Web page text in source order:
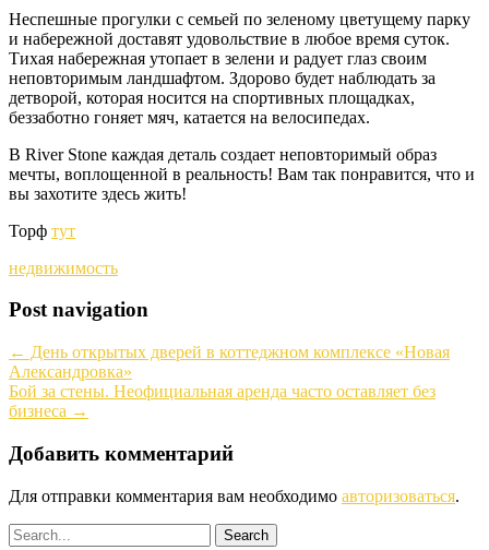
Неспешные прогулки с семьей по зеленому цветущему парку
и набережной доставят удовольствие в любое время суток.
Тихая набережная утопает в зелени и радует глаз своим
неповторимым ландшафтом. Здорово будет наблюдать за
детворой, которая носится на спортивных площадках,
беззаботно гоняет мяч, катается на велосипедах.
В River Stone каждая деталь создает неповторимый образ
мечты, воплощенной в реальность! Вам так понравится, что и
вы захотите здесь жить!
Торф тут
недвижимость
Post navigation
← День открытых дверей в коттеджном комплексе «Новая
Александровка»
Бой за стены. Неофициальная аренда часто оставляет без
бизнеса →
Добавить комментарий
Для отправки комментария вам необходимо авторизоваться.